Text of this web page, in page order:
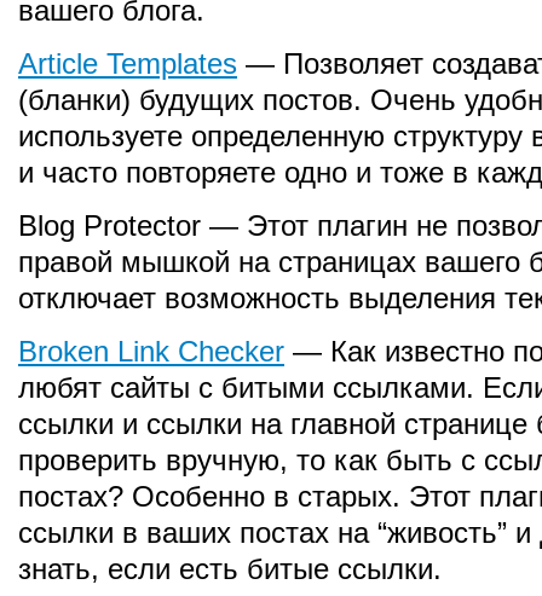
вашего блога.
Article Templates — Позволяет
(бланки) будущих постов. Очень
используете определенную структуру
и часто повторяете одно и тоже в
Blog Protector — Этот плагин не
правой мышкой на страницах вашего
отключает возможность выделения
Broken Link Checker — Как известно
любят сайты с битыми ссылками.
ссылки и ссылки на главной
проверить вручную, то как быть с
постах? Особенно в старых. Этот
ссылки в ваших постах на “живость”
знать, если есть битые ссылки.